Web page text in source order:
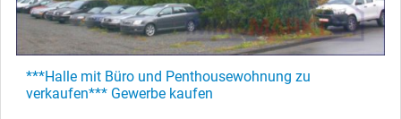
***Halle mit Büro und Penthousewohnung zu
verkaufen*** Gewerbe kaufen